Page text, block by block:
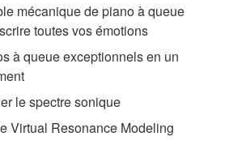
mécanique de piano à queue
toutes vos émotions
à queue exceptionnels en un
le spectre sonique
Virtual Resonance Modeling